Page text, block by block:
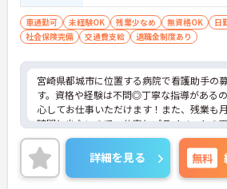
車通勤可 未経験OK 残業少なめ 無資格OK 日
社会保険完備
交通費支給 退職金制度あり
宮崎県都城市に位置する病院で看護助手の
す。資格や経験は不問◎丁寧な指導がある
心してお仕事いただけます！また、残業も
時間と少ないので、仕事とプライベートの
やすい職場です♪ご興味のある方はご面接
トお伝えしますのでご気軽にお問い合わせ
い。
詳細を見る 無料